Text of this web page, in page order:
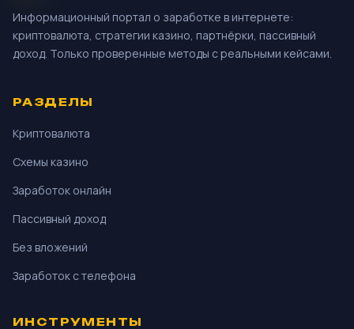
Информационный портал о заработке в интернете:
криптовалюта, стратегии казино, партнёрки, пассивный
доход. Только проверенные методы с реальными кейсами.
РАЗДЕЛЫ
Криптовалюта
Схемы казино
Заработок онлайн
Пассивный доход
Без вложений
Заработок с телефона
ИНСТРУМЕНТЫ